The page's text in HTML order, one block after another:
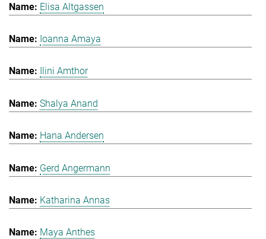
Elisa Altgassen
Ioanna Amaya
Ilini Amthor
Shalya Anand
Hana Andersen
Gerd Angermann
Katharina Annas
Maya Anthes